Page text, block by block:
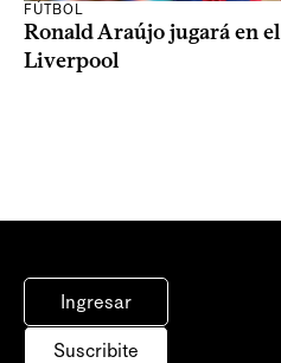
FÚTBOL
Ronald Araújo jugará en el
Liverpool
Ingresar
Suscribite